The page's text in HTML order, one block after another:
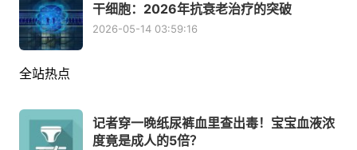
干细胞：2026年抗衰老治疗的突破
2026-05-14 03:59:16
全站热点
记者穿一晚纸尿裤血里查出毒！宝宝血液浓
度竟是成人的5倍？